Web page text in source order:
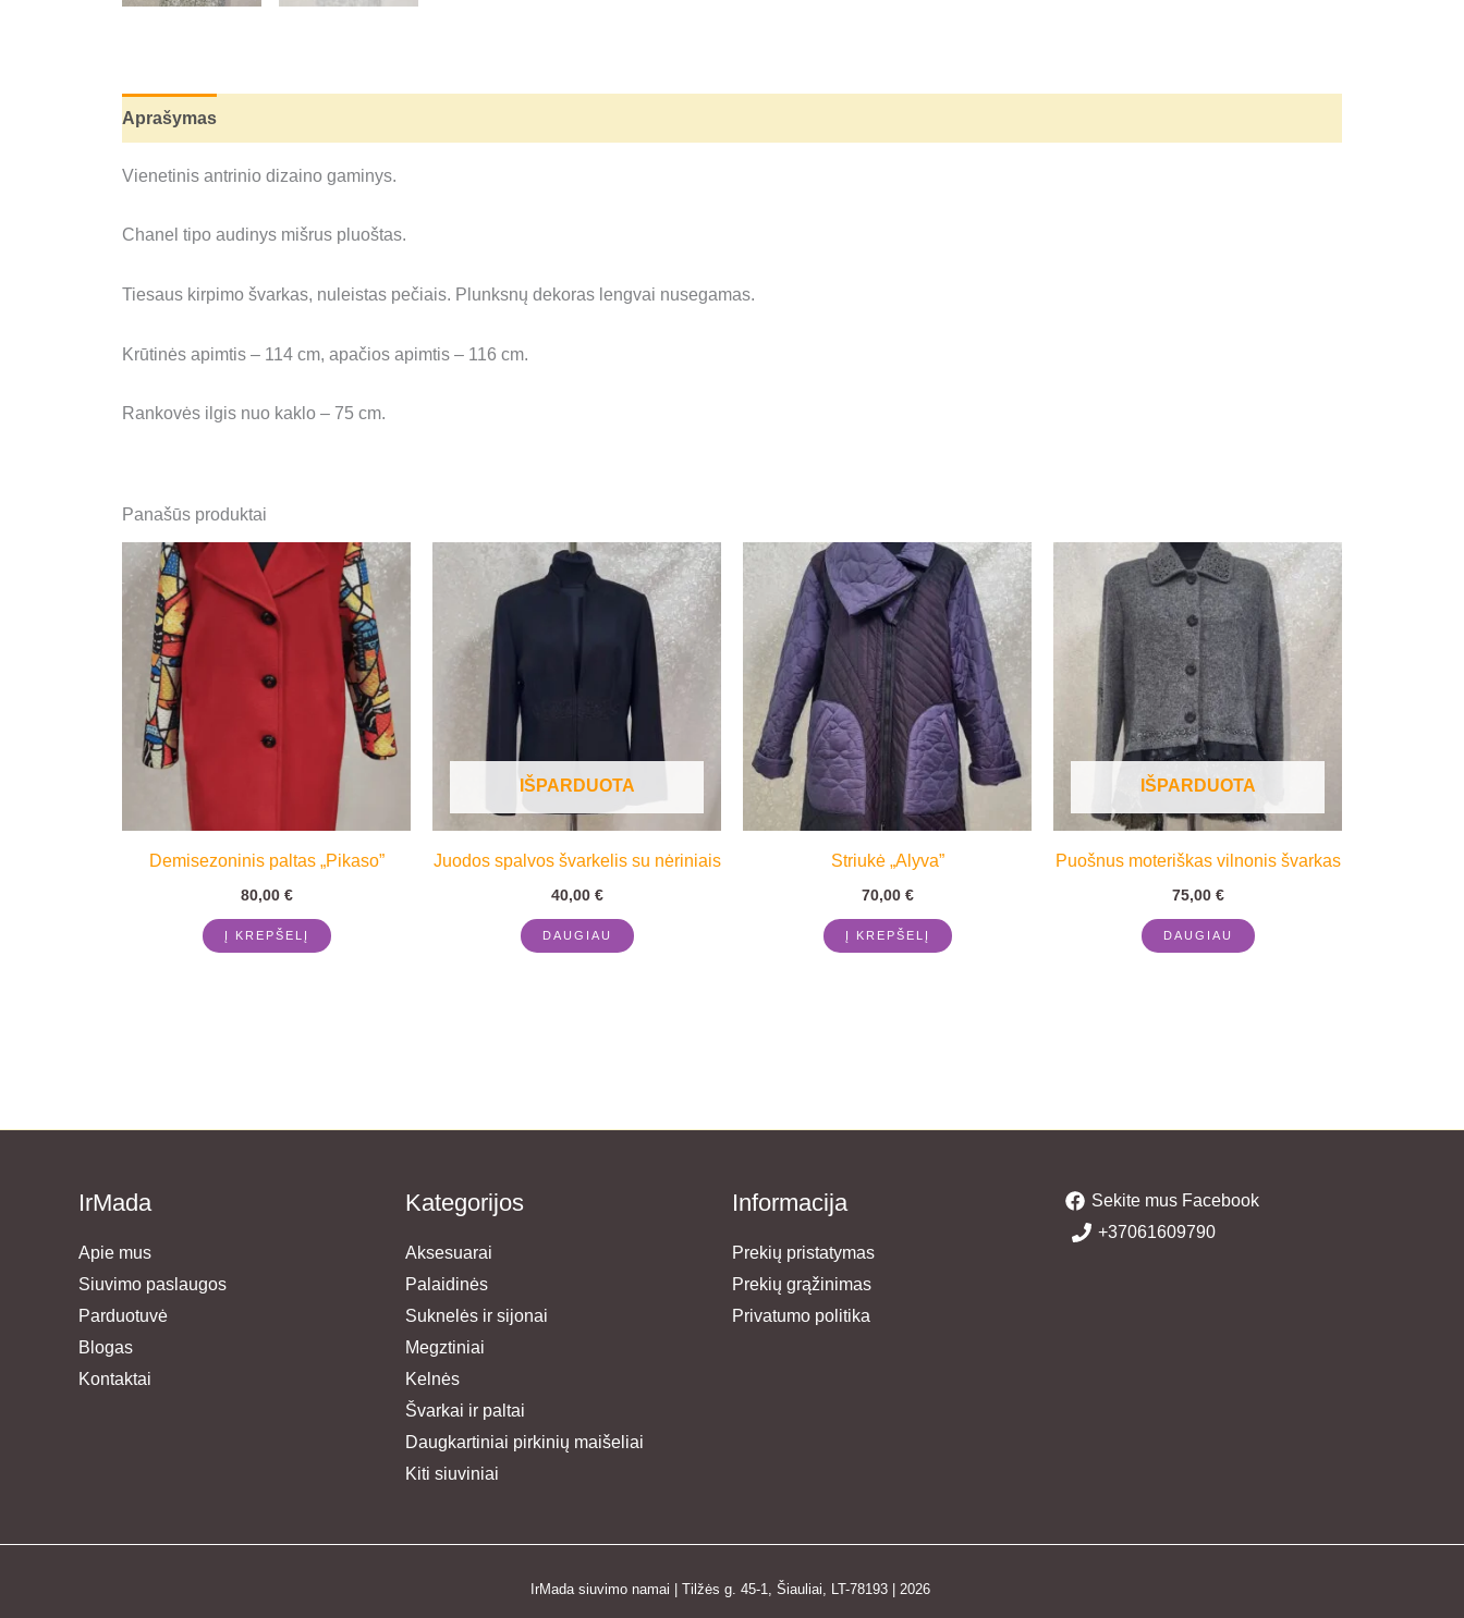
Aprašymas
Vienetinis antrinio dizaino gaminys.
Chanel tipo audinys mišrus pluoštas.
Tiesaus kirpimo švarkas, nuleistas pečiais. Plunksnų dekoras lengvai nusegamas.
Krūtinės apimtis – 114 cm, apačios apimtis – 116 cm.
Rankovės ilgis nuo kaklo – 75 cm.
Panašūs produktai
Demisezoninis paltas „Pikaso”
80,00 €
Į KREPŠELĮ
IŠPARDUOTA
Juodos spalvos švarkelis su nėriniais
40,00 €
DAUGIAU
Striukė „Alyva”
70,00 €
Į KREPŠELĮ
IŠPARDUOTA
Puošnus moteriškas vilnonis švarkas
75,00 €
DAUGIAU
IrMada
Apie mus
Siuvimo paslaugos
Parduotuvė
Blogas
Kontaktai
Kategorijos
Aksesuarai
Palaidinės
Suknelės ir sijonai
Megztiniai
Kelnės
Švarkai ir paltai
Daugkartiniai pirkinių maišeliai
Kiti siuviniai
Informacija
Prekių pristatymas
Prekių grąžinimas
Privatumo politika
Sekite mus Facebook
+37061609790
IrMada siuvimo namai | Tilžės g. 45-1, Šiauliai, LT-78193 | 2026